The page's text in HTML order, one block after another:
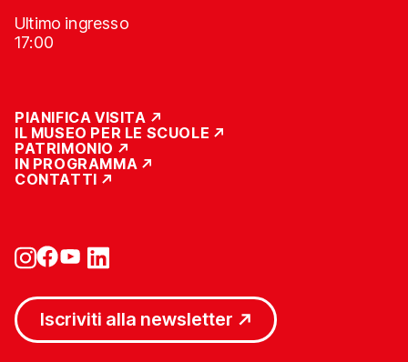
Ultimo ingresso
17:00
PIANIFICA VISITA
IL MUSEO PER LE SCUOLE
PATRIMONIO
IN PROGRAMMA
CONTATTI
Iscriviti alla newsletter